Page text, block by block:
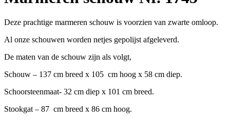
Deze prachtige marmeren schouw is voorzien van zwarte omloop.
Al onze schouwen worden netjes gepolijst afgeleverd.
De maten van de schouw zijn als volgt,
Schouw – 137 cm breed x 105 cm hoog x 58 cm diep.
Schoorsteenmaat- 32 cm diep x 101 cm breed.
Stookgat – 87 cm breed x 86 cm hoog.